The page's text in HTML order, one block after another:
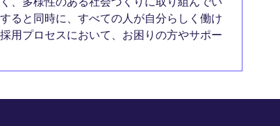
ると同時に、すべての人が自分らしく働け
用プロセスにおいて、お困りの方やサポー